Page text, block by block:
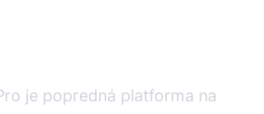
je popredná platforma na